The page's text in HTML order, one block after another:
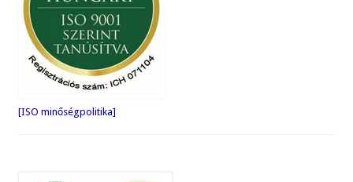
[ISO minőségpolitika]